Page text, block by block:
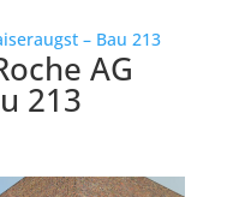
AG
213